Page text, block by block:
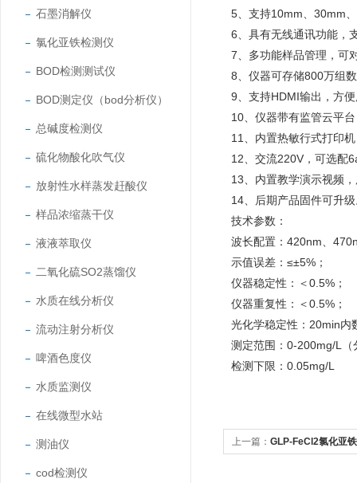
石墨消解仪
氯化亚铁检测仪
BOD检测测试仪
BOD测定仪（bod分析仪）
总碱度检测仪
硫化物酸化吹气仪
放射性水样蒸发赶酸仪
样品浓缩蒸干仪
液液萃取仪
二氧化硫SO2蒸馏仪
水质在线分析仪
流动注射分析仪
啤酒色度仪
水质监测仪
在线微型水站
测油仪
cod检测仪
5、支持10mm、30mm
6、具有无线通讯功能，
7、多功能样品管理，可
8、仪器可存储800万组
9、支持HDMI输出，方
10、仪器带有监管云平
11、内置热敏行式打印
12、交流220V，可选配
13、内置教学演示视频
14、后期产品固件可升
技术参数：
波长配置：420nm、
示值误差：≤±5%；
仪器稳定性：＜0.5%；
仪器重复性：＜0.5%；
光化学稳定性：20min内
测定范围：0-200mg/L
检测下限：0.05mg/L
上一篇： GLP-FeCl2氯化亚